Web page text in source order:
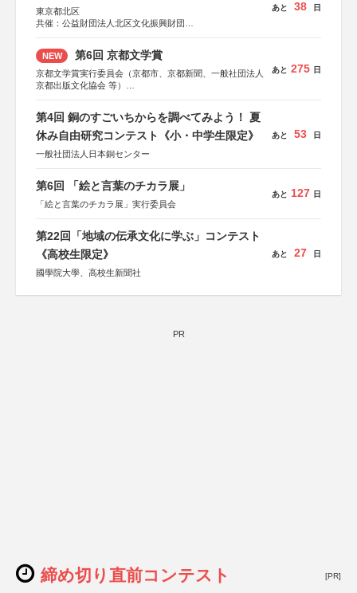
東京都北区
共催：公益財団法人北区文化振興財団
協賛：株式会社実業之日本社
あと 38 日
NEW 第6回 京都文学賞
京都文学賞実行委員会（京都市、京都新聞、一般社団法人
京都出版文化協会 等）
KADOKAWA、河出書房新社、幻冬舎、講談社、光文社、
集英社、小学館、祥伝社、新潮社、淡交社、ちいさいミシ
マ社、徳間書店、早川書房、PHP研究所、双葉社、文藝春
あと 275 日
第4回 銅のすごいちからを調べてみよう！ 夏
休み自由研究コンテスト《小・中学生限定》
一般社団法人日本銅センター
あと 53 日
第6回 「絵と言葉のチカラ展」
「絵と言葉のチカラ展」実行委員会
あと 127 日
第22回「地域の伝承文化に学ぶ」コンテスト
《高校生限定》
國學院大學、高校生新聞社
あと 27 日
PR
締め切り直前コンテスト [PR]